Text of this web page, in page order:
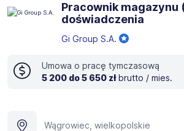
Pracownik magazynu
doświadczenia
Gi Group S.A.
Umowa o pracę tymczasową
5 200 do 5 650 zł brutto / mies.
Wągrowiec, wielkopolskie